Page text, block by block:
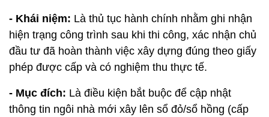
- Khái niệm: Là thủ tục hành chính nhằm ghi nhận
hiện trạng công trình sau khi thi công, xác nhận chủ
đầu tư đã hoàn thành việc xây dựng đúng theo giấy
phép được cấp và có nghiệm thu thực tế.
- Mục đích: Là điều kiện bắt buộc để cập nhật
thông tin ngôi nhà mới xây lên sổ đỏ/sổ hồng (cấp